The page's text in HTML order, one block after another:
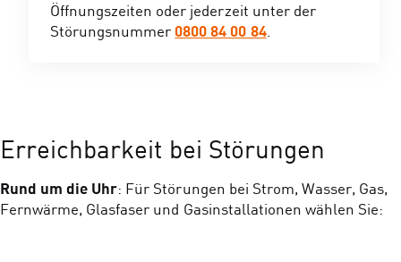
Öffnungszeiten oder jederzeit unter der
Störungsnummer 0800 84 00 84.
Erreichbarkeit bei Störungen
Rund um die Uhr: Für Störungen bei Strom, Wasser, Gas,
Fernwärme, Glasfaser und Gasinstallationen wählen Sie: